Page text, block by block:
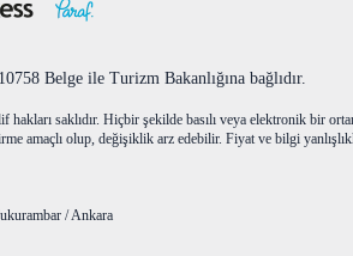
Belge ile Turizm Bakanlığına bağlıdır.
saklıdır. Hiçbir şekilde basılı veya elektronik bir
amaçlı olup, değişiklik arz edebilir. Fiyat ve bilgi
/ Ankara